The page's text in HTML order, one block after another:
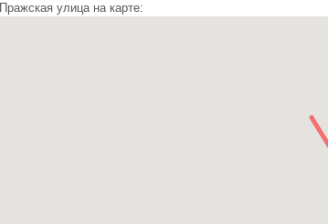
Пражская улица на карте: